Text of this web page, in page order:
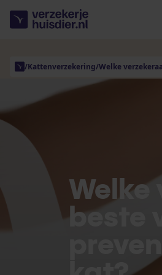
/Kattenverzekering/Welke
Welke
beste